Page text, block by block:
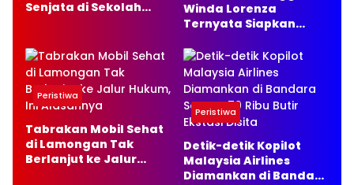
Senjata di Sekolah
Winda Lorenza
Ternyata Siapkan
Ingin Bangun Usaha
Peristiwa
Tabrakan Mobil Sehat
di Lamongan Tak
Berlanjut ke Jalur
Peristiwa
Detik-detik Kopilot
Malaysia Airlines
Diamankan di Bandara